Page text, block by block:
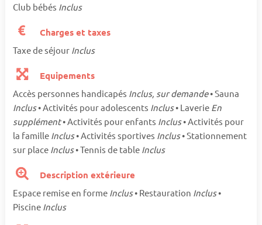
Club bébés Inclus
Charges et taxes
Taxe de séjour Inclus
Equipements
Accès personnes handicapés Inclus, sur demande• Sauna
Inclus• Activités pour adolescents Inclus• Laverie En
supplément• Activités pour enfants Inclus• Activités pour
la famille Inclus• Activités sportives Inclus• Stationnement
sur place Inclus• Tennis de table Inclus
Description extérieure
Espace remise en forme Inclus• Restauration Inclus•
Piscine Inclus